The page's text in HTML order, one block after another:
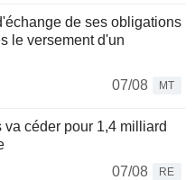
de ses obligations
le versement d'un
07/08
MT
céder pour 1,4 milliard
07/08
RE